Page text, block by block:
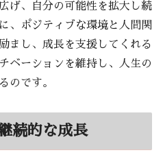
げ、自分の可能性を拡大し続
、ポジティブな環境と人間関
まし、成長を支援してくれる
ベーションを維持し、人生の
のです。
続的な成長